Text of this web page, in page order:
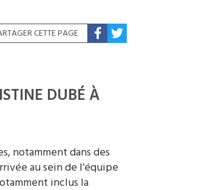
CETTE PAGE
DUBÉ À
notamment dans des
au sein de l’équipe
inclus la